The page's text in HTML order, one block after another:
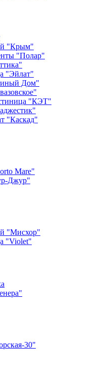
"Крым"
"Полар"
"Эйлат"
Дом"
"КЭТ"
"Каскад"
Mare"
Джур"
"Мисхор"
"Violet"
30"